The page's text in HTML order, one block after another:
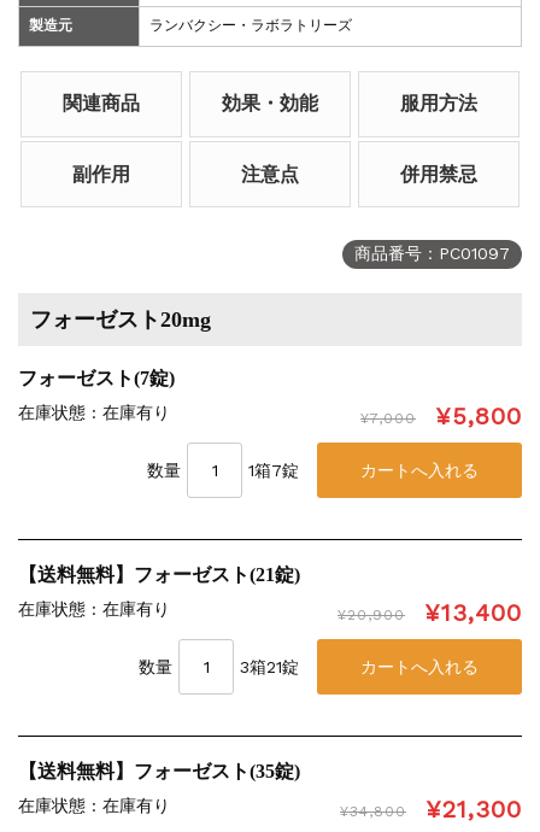
製造元 ランバクシー・ラボラトリーズ
関連商品 効果・効能 服用方法
副作用 注意点 併用禁忌
商品番号：PC01097
フォーゼスト20mg
フォーゼスト(7錠)
在庫状態 : 在庫有り ¥7,000 ¥5,800
数量 1箱7錠
【送料無料】フォーゼスト(21錠)
在庫状態 : 在庫有り ¥20,900 ¥13,400
数量 3箱21錠
【送料無料】フォーゼスト(35錠)
在庫状態 : 在庫有り ¥34,800 ¥21,300